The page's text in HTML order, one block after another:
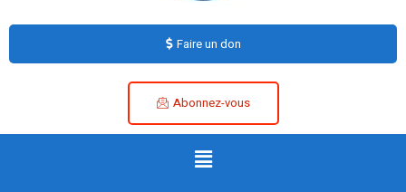
Faire un don
Abonnez-vous